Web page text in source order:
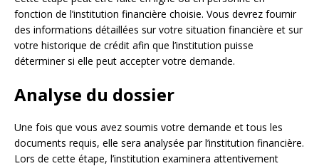
fonction de l’institution financière choisie. Vous devrez fournir
des informations détaillées sur votre situation financière et sur
votre historique de crédit afin que l’institution puisse
déterminer si elle peut accepter votre demande.
Analyse du dossier
Une fois que vous avez soumis votre demande et tous les
documents requis, elle sera analysée par l’institution financière.
Lors de cette étape, l’institution examinera attentivement